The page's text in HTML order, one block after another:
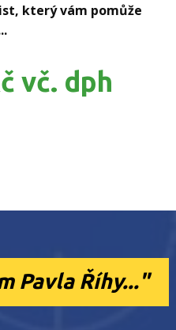
který vám pomůže
vč. dph
Pavla Říhy..."